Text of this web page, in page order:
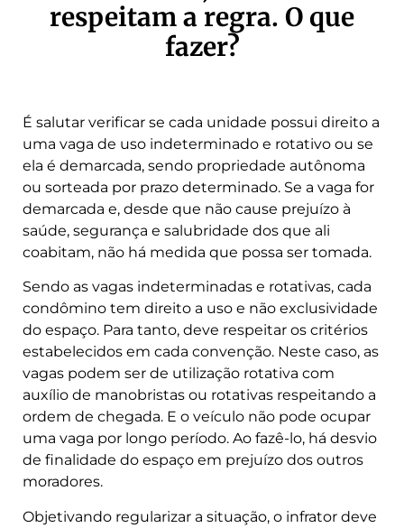
respeitam a regra. O que
fazer?
É salutar verificar se cada unidade possui direito a
uma vaga de uso indeterminado e rotativo ou se
ela é demarcada, sendo propriedade autônoma
ou sorteada por prazo determinado. Se a vaga for
demarcada e, desde que não cause prejuízo à
saúde, segurança e salubridade dos que ali
coabitam, não há medida que possa ser tomada.
Sendo as vagas indeterminadas e rotativas, cada
condômino tem direito a uso e não exclusividade
do espaço. Para tanto, deve respeitar os critérios
estabelecidos em cada convenção. Neste caso, as
vagas podem ser de utilização rotativa com
auxílio de manobristas ou rotativas respeitando a
ordem de chegada. E o veículo não pode ocupar
uma vaga por longo período. Ao fazê-lo, há desvio
de finalidade do espaço em prejuízo dos outros
moradores.
Objetivando regularizar a situação, o infrator deve